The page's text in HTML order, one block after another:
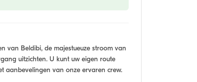
van Beldibi, de majestueuze stroom van
uitzichten. U kunt uw eigen route
aanbevelingen van onze ervaren crew.